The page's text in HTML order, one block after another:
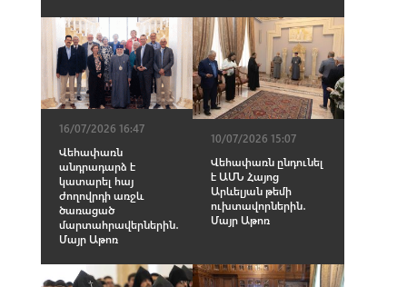
16/07/2026 16:47
Վեհափառն
անդրադարձ է
կատարել հայ
ժողովրդի առջև
ծառացած
մարտահրավերներին․
Մայր Աթոռ
10/07/2026 15:07
Վեհափառն ընդունել
է ԱՄՆ Հայոց
Արևելյան թեմի
ուխտավորներին․
Մայր Աթոռ